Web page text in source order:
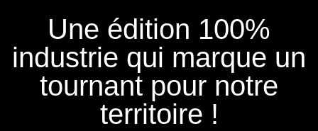
Une édition 100%
industrie qui marque un
tournant pour notre
territoire !